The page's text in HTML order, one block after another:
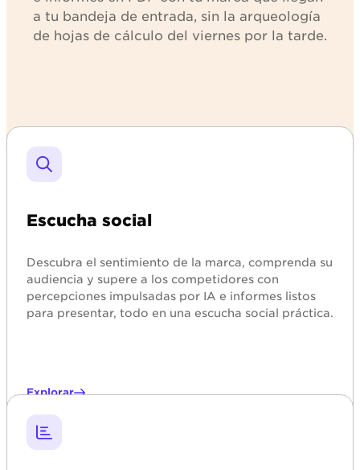
a tu bandeja de entrada, sin la arqueología
de hojas de cálculo del viernes por la tarde.
Explorar
Escucha social
Descubra el sentimiento de la marca, comprenda su
audiencia y supere a los competidores con
percepciones impulsadas por IA e informes listos
para presentar, todo en una escucha social práctica.
Explorar